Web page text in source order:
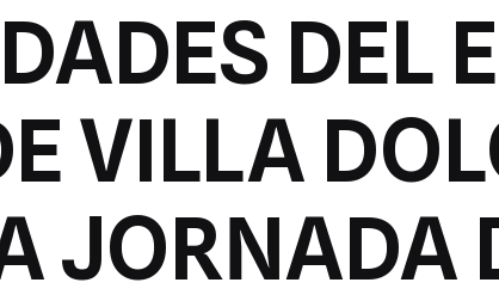
DEL
VILLA
JORNADA